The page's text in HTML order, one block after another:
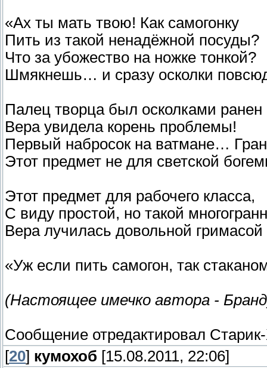
«Ах ты мать твою! Как самогонку
Пить из такой ненадёжной посуды?
Что за убожество на ножке тонкой?
Шмякнешь… и сразу осколки
Палец творца был осколками ранен
Вера увидела корень проблемы!
Первый набросок на ватмане…
Этот предмет не для светской
Этот предмет для рабочего класса,
С виду простой, но такой
Вера лучилась довольной гримасой
«Уж если пить самогон, так
(Настоящее имечко автора -
Сообщение отредактировал
[20] кумохоб [15.08.2011, 22:06]